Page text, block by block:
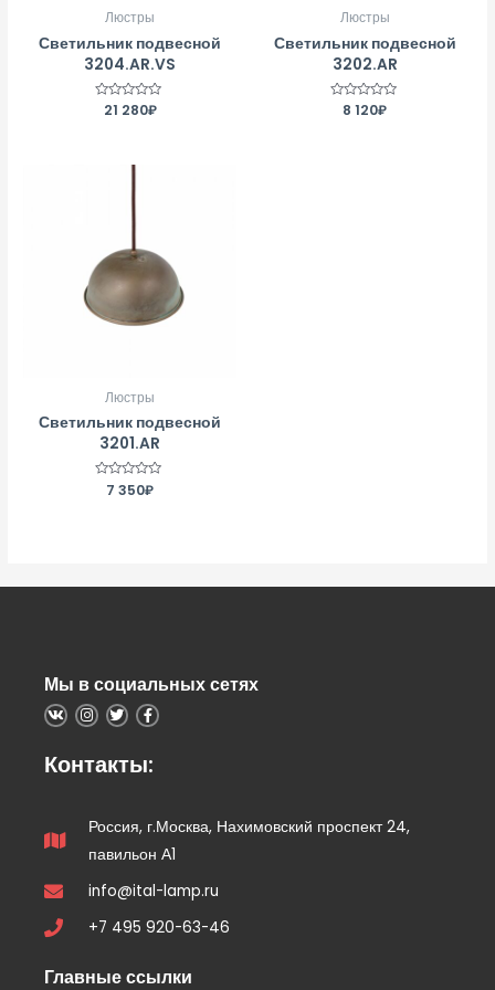
Люстры
Светильник подвесной
3204.AR.VS
Оценка
21 280₽
Люстры
Светильник подвесной
3202.AR
Оценка
8 120₽
Люстры
Светильник подвесной
3201.AR
Оценка
7 350₽
Мы в социальных сетях
Контакты:
Россия, г.Москва, Нахимовский проспект 24,
павильон А1
info@ital-lamp.ru
+7 495 920-63-46
Главные ссылки